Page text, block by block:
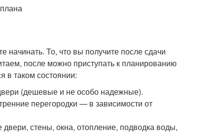
начинать. То, что вы получите после сдачи
после можно приступать к планированию
в таком состоянии:
(дешевые и не особо надежные).
перегородки — в зависимости от
стены, окна, отопление, подводка воды,